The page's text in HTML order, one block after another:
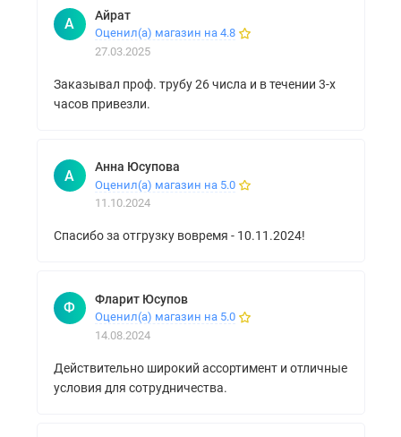
А Айрат
Оценил(а) магазин на 4.8
27.03.2025
Заказывал проф. трубу 26 числа и в течении 3-х
часов привезли.
А Анна Юсупова
Оценил(а) магазин на 5.0
11.10.2024
Спасибо за отгрузку вовремя - 10.11.2024!
Ф Фларит Юсупов
Оценил(а) магазин на 5.0
14.08.2024
Действительно широкий ассортимент и отличные
условия для сотрудничества.